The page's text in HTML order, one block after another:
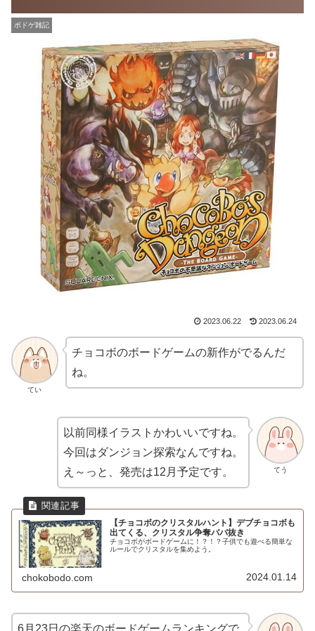
ボドゲ雑記
2023.06.22 2023.06.24
てい
チョコボのボードゲームの新作がでるんだ
ね。
てう
以前同様イラストかわいいですね。
今回はダンジョン探索なんですね。
え～っと、発売は12月予定です。
【チョコボのクリスタルハント】デブチョコボも
出てくる、クリスタル争奪ババ抜き
チョコボがボードゲームに！？！？子供でも遊べる簡単な
ルールでクリスタルを集めよう。
chokobodo.com 2024.01.14
6月23日の楽天のボードゲームランキングで